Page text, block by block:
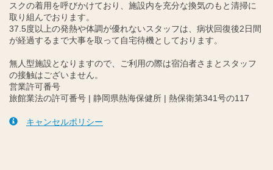
スクの着用を呼びかけており、施設内を充分な換気のもと清掃に
取り組んでおります。
37.5度以上の発熱や体調が優れないスタッフは、病状回復後2日間
が経過するまで大事を取って自宅待機としております。
無人型施設となりますので、ご利用の際は宿泊者さまとスタッフ
の接触はございません。
営業許可番号
旅館業法の許可番号 | 静岡県熱海保健所 | 熱保衛第341号の117
キャンセルポリシー